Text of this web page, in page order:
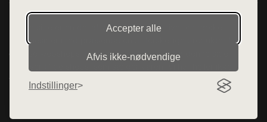
Accepter alle
Afvis ikke‑nødvendige
Indstillinger
Denne side er en del af want.dk, der udgiver en række
hjemmesider med præsentation af forskellige produkter fra
diverse webshops. Der sælges ikke varer fra denne side - vi
varerne på lager.